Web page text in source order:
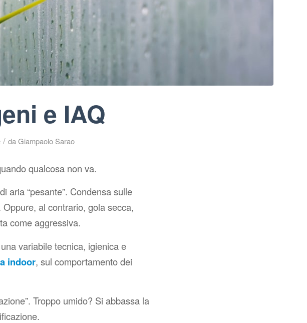
e IAQ
/ daGiampaolo Sarao
qualcosa non va.
aria “pesante”. Condensa sulle
al contrario, gola secca,
come aggressiva.
variabile tecnica, igienica e
indoor, sul comportamento dei
. Troppo umido? Si abbassa la